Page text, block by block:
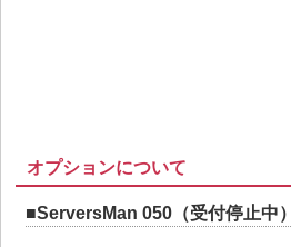
オプションについて
■ServersMan 050（受付停止中）